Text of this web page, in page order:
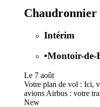
Intérim
•Montoir-de-
Le 7 août
Votre plan de vol : Ici,
avions Airbus : votre
New